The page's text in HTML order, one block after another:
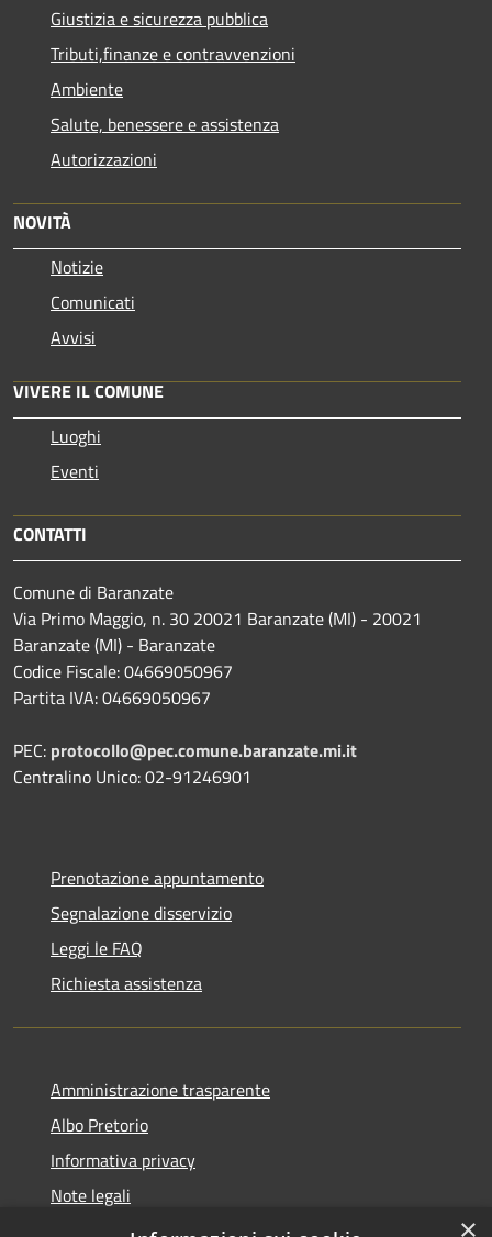
Giustizia e sicurezza pubblica
Tributi,finanze e contravvenzioni
Ambiente
Salute, benessere e assistenza
Autorizzazioni
NOVITÀ
Notizie
Comunicati
Avvisi
VIVERE IL COMUNE
Luoghi
Eventi
CONTATTI
Comune di Baranzate
Via Primo Maggio, n. 30 20021 Baranzate (MI) - 20021
Baranzate (MI) - Baranzate
Codice Fiscale: 04669050967
Partita IVA: 04669050967
PEC: protocollo@pec.comune.baranzate.mi.it
Centralino Unico: 02-91246901
Prenotazione appuntamento
Segnalazione disservizio
Leggi le FAQ
Richiesta assistenza
Amministrazione trasparente
Albo Pretorio
Informativa privacy
Note legali
Dichiarazione di accessibilità
×